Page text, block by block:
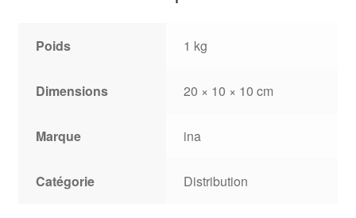
Poids 1 kg
Dimensions 20 × 10 × 10 cm
Marque ina
Catégorie Distribution